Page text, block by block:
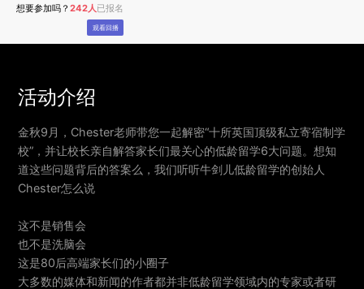
想要参加吗？242人已报名
观看回播
活动介绍
金秋9月，Chester老师带您一起解密“十所英国顶级私立寄宿制学
校”，并让校长亲自解答家长们最关心的低龄留学6大问题。想知
道这些问题背后的答案么，我们听听牛剑儿低龄留学的创始人
Chester怎么说
这不是销售会
也不是洗脑会
这是80后高端家长们的小圈子
大多数的媒体和新闻的作者都并非低龄留学领域内的专家或者研